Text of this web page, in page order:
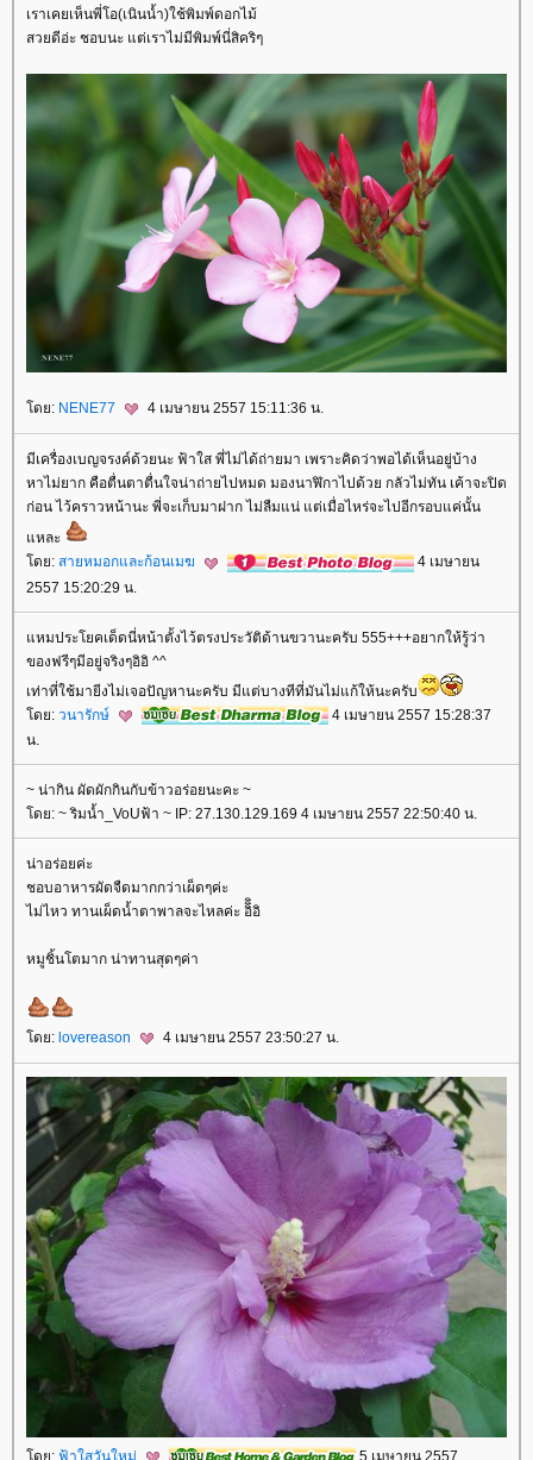
เราเคยเห็นพี่โอ(เนินน้ำ)ใช้พิมพ์ดอกไม้
สวยดีอ่ะ ชอบนะ แต่เราไม่มีพิมพ์นี่สิคริๆ
ดย: NENE77 4 เมษายน 2557 15:11:36 น.
มีเครื่องเบญจรงค์ด้วยนะ ฟ้าใส พี่ไม่ได้ถ่ายมา เพราะคิดว่าพอได้เห็นอยู่บ้าง
หาไม่ยาก คือตื่นตาตื่นใจน่าถ่ายไปหมด มองนาฬิกาไปด้วย กลัวไม่ทัน เค้าจะปิด
ก่อน ไว้คราวหน้านะ พี่จะเก็บมาฝาก ไม่ลืมแน่ แต่เมื่อไหร่จะไปอีกรอบแค่นั้น
หละ
ดย: สายหมอกและก้อนเมฆ
4 เมษายน
2557 15:20:29 น.
หมประโยคเด็ดนี่หน้าตั้งไว้ตรงประวัติด้านขวานะครับ 555+++อยากให้รู้ว่า
ของฟรีๆมีอยู่จริงๆอิอิ ^^
เท่าที่ใช้มายีงไม่เจอปัญหานะครับ มีแต่บางทีที่มันไม่แก้ให้นะครับ
ดย: วนารักษ์
4 เมษายน 2557 15:28:37
น.
~ น่ากิน ผัดผักกินกับข้าวอร่อยนะคะ ~
ดย: ~ ริมน้ำ_VoUฟ้า ~ IP: 27.130.129.169 4 เมษายน 2557 22:50:40 น.
น่าอร่อยค่ะ
ชอบอาหารผัดจืดมากกว่าเผ็ดๆค่ะ
ไม่ไหว ทานเผ็ดน้ำตาพาลจะไหลค่ะ อิิิอิ
หมูชิ้นโตมาก น่าทานสุดๆค่า
ดย: lovereason 4 เมษายน 2557 23:50:27 น.
ดย: ฟ้าใสวันใหม่ 5 เมษายน 2557